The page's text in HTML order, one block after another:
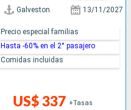
Galveston 13/11/2027
US$ 337 +Tasas
Precio especial familias
Hasta -60% en el 2° pasajero
Comidas incluidas